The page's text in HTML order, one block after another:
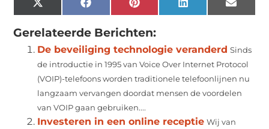
X
(Twitter)
Facebook Pinterest LinkedIn Email
Gerelateerde Berichten:
De beveiliging technologie veranderd Sinds
de introductie in 1995 van Voice Over Internet Protocol
(VOIP)-telefoons worden traditionele telefoonlijnen nu
langzaam vervangen doordat mensen de voordelen
van VOIP gaan gebruiken....
Investeren in een online receptie Wij van